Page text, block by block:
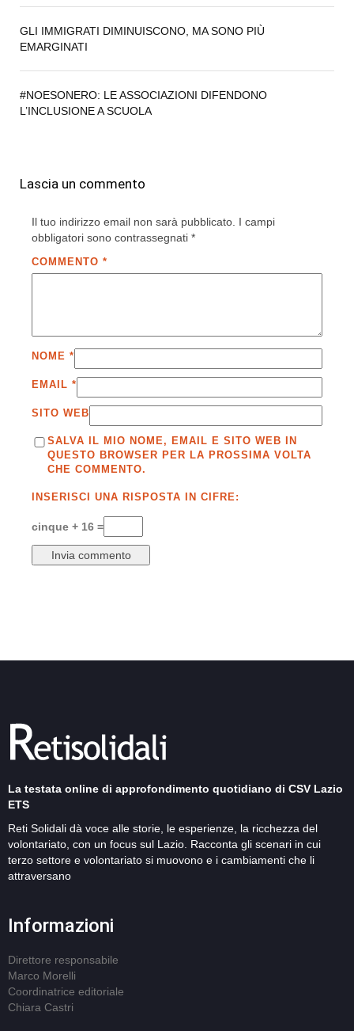
GLI IMMIGRATI DIMINUISCONO, MA SONO PIÙ
EMARGINATI
#NOESONERO: LE ASSOCIAZIONI DIFENDONO
L’INCLUSIONE A SCUOLA
Lascia un commento
Il tuo indirizzo email non sarà pubblicato. I campi
obbligatori sono contrassegnati *
COMMENTO *
NOME *
EMAIL *
SITO WEB
SALVA IL MIO NOME, EMAIL E SITO WEB IN
QUESTO BROWSER PER LA PROSSIMA VOLTA
CHE COMMENTO.
INSERISCI UNA RISPOSTA IN CIFRE:
cinque + 16 =
La testata online di approfondimento quotidiano di CSV Lazio
ETS
Reti Solidali dà voce alle storie, le esperienze, la ricchezza del
volontariato, con un focus sul Lazio. Racconta gli scenari in cui
terzo settore e volontariato si muovono e i cambiamenti che li
attraversano
Informazioni
Direttore responsabile
Marco Morelli
Coordinatrice editoriale
Chiara Castri